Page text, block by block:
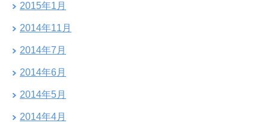
2015年1月
2014年11月
2014年7月
2014年6月
2014年5月
2014年4月